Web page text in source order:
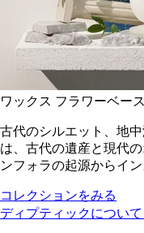
ワックス フラワーベース
古代のシルエット、地
は、古代の遺産と現代
ンフォラの起源からイ
コレクションをみる
ディプティックについて